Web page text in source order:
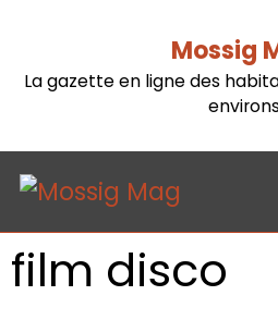
Mossig
La gazette en ligne des
film disco